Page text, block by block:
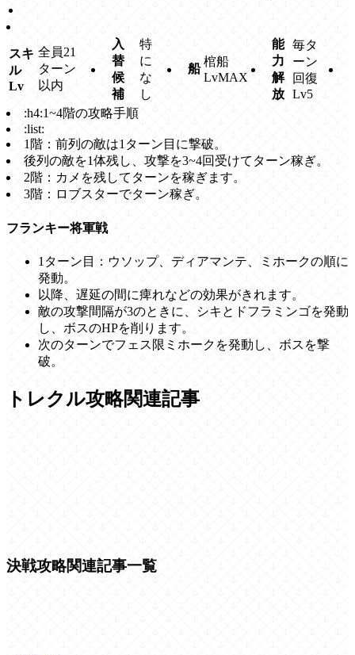
スキ
ル
Lv
全員21
ターン
以内
入
替
候
補
特
に
な
し
船
棺船
LvMAX
能
力
解
放
毎タ
ーン
回復
Lv5
:h4:1~4階の攻略手順
:list:
1階：前列の敵は1ターン目に撃破。
後列の敵を1体残し、攻撃を3~4回受けてターン稼ぎ。
2階：カメを残してターンを稼ぎます。
3階：ロブスターでターン稼ぎ。
フランキー将軍戦
1ターン目：ウソップ、ディアマンテ、ミホークの順に
発動。
以降、遅延の間に痺れなどの効果がきれます。
敵の攻撃間隔が3のときに、シキとドフラミンゴを発動
し、ボスのHPを削ります。
次のターンでフェス限ミホークを発動し、ボスを撃
破。
トレクル攻略関連記事
決戦攻略関連記事一覧